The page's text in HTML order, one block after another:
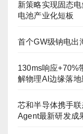
新策略实现固态
电池产业化短板
首个GW级钠电出
130ms响应+70%
解物理AI边缘落地
芯和半导体携手
Agent最新研发成